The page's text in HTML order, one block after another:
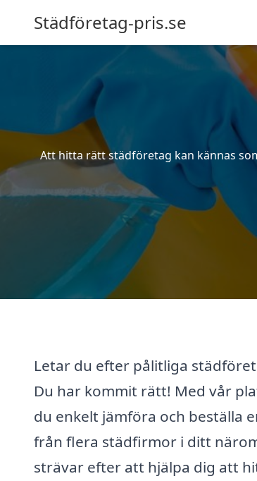
Städföretag-pris.se
Att hitta rätt städföretag kan kännas
Letar du efter pålitliga
Du har kommit rätt! Med vår
du enkelt jämföra och beställa
från flera städfirmor i ditt
strävar efter att hjälpa dig att